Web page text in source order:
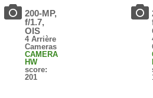
200-MP,
f/1.7,
OIS
4 Arrière
Cameras
CAMERA
HW
score:
201